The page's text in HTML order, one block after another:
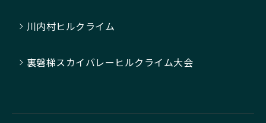
川内村ヒルクライム
裏磐梯スカイバレーヒルクライム大会